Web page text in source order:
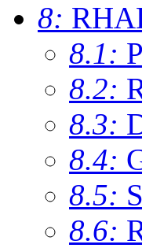
8:
8.1:
8.2:
8.3:
8.4:
8.5:
8.6: